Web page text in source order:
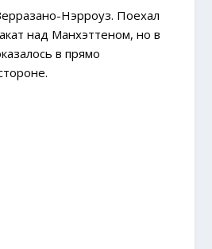
Нэрроуз. Поехал
над Манхэттеном, но в
в прямо